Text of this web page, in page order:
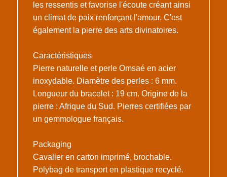
les ressentis et favorise l'écoute créant ainsi
un climat de paix renforçant l'amour. C'est
également la pierre des arts divinatoires.
Caractéristiques
Pierre naturelle et perle Omsaé en acier
inoxydable. Diamètre des perles : 6 mm.
Longueur du bracelet : 19 cm. Origine de la
pierre : Afrique du Sud. Pierres certifiées par
un gemmologue français.
Packaging
Cavalier en carton imprimé, brochable.
Polybag de transport en plastique recyclé.